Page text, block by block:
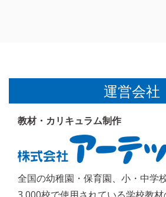
運営会社
教材・カリキュラム制作
全国の幼稚園・保育園、小・中学